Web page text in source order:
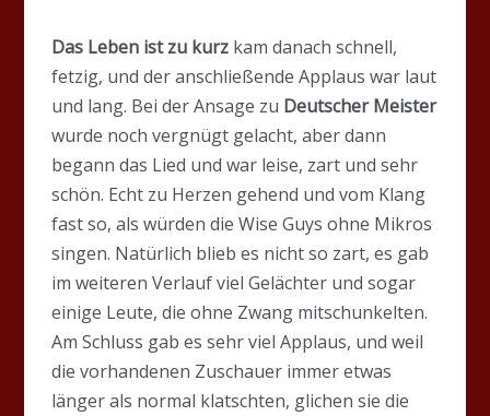
Das Leben ist zu kurz kam danach schnell,
fetzig, und der anschließende Applaus war laut
und lang. Bei der Ansage zu Deutscher Meister
wurde noch vergnügt gelacht, aber dann
begann das Lied und war leise, zart und sehr
schön. Echt zu Herzen gehend und vom Klang
fast so, als würden die Wise Guys ohne Mikros
singen. Natürlich blieb es nicht so zart, es gab
im weiteren Verlauf viel Gelächter und sogar
einige Leute, die ohne Zwang mitschunkelten.
Am Schluss gab es sehr viel Applaus, und weil
die vorhandenen Zuschauer immer etwas
länger als normal klatschten, glichen sie die